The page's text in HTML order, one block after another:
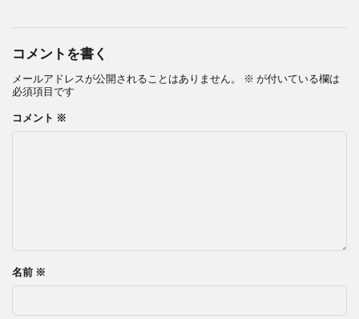
コメントを書く
メールアドレスが公開されることはありません。 ※ が付いている欄は
必須項目です
コメント ※
名前 ※